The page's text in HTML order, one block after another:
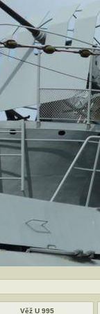
Věž U 995